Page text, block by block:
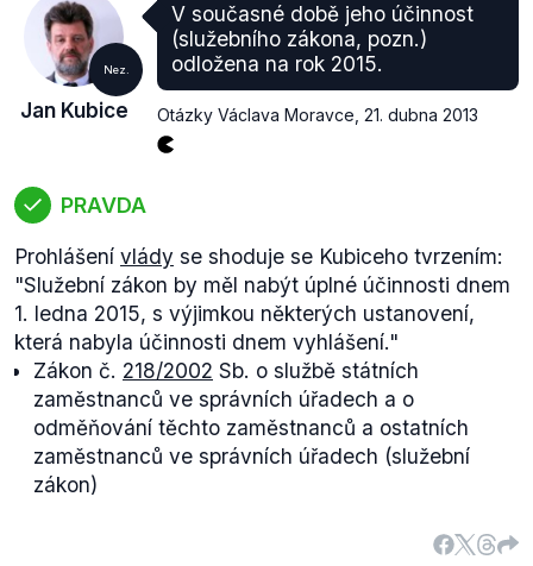
Nez.
Jan Kubice
V současné době jeho účinnost
(služebního zákona, pozn.)
odložena na rok 2015.
Otázky Václava Moravce 21. dubna 2013
PRAVDA
Prohlášení vlády se shoduje se Kubiceho tvrzením:
"Služební zákon by měl nabýt úplné účinnosti dnem
1. ledna 2015, s výjimkou některých ustanovení,
která nabyla účinnosti dnem vyhlášení."
Zákon č. 218/2002 Sb. o službě státních
zaměstnanců ve správních úřadech a o
odměňování těchto zaměstnanců a ostatních
zaměstnanců ve správních úřadech (služební
zákon)